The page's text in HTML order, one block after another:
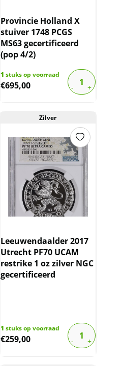
Provincie Holland X
stuiver 1748 PCGS
MS63 gecertificeerd
(pop 4/2)
1 stuks op voorraad
€695,00
Zilver
Leeuwendaalder 2017
Utrecht PF70 UCAM
restrike 1 oz zilver NGC
gecertificeerd
1 stuks op voorraad
€259,00